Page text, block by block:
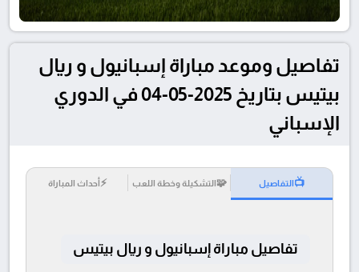
تفاصيل وموعد مباراة إسبانيول و ريال
بيتيس بتاريخ 2025-05-04 في الدوري
الإسباني
📺التفاصيل 🧩التشكيلة وخطة اللعب ⚡أحداث المباراة
تفاصيل مباراة إسبانيول و ريال بيتيس